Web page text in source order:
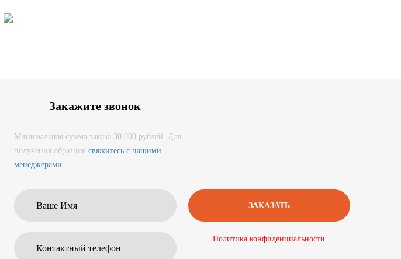
Закажите звонок
Минимальная сумма заказа 30 000 рублей. Для
получения образцов свяжитесь с нашими
менеджерами
Политика конфиденциальности